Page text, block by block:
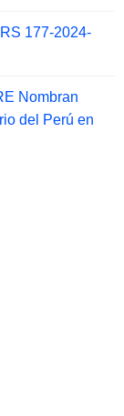
177-2024-
Nombran
del Perú en